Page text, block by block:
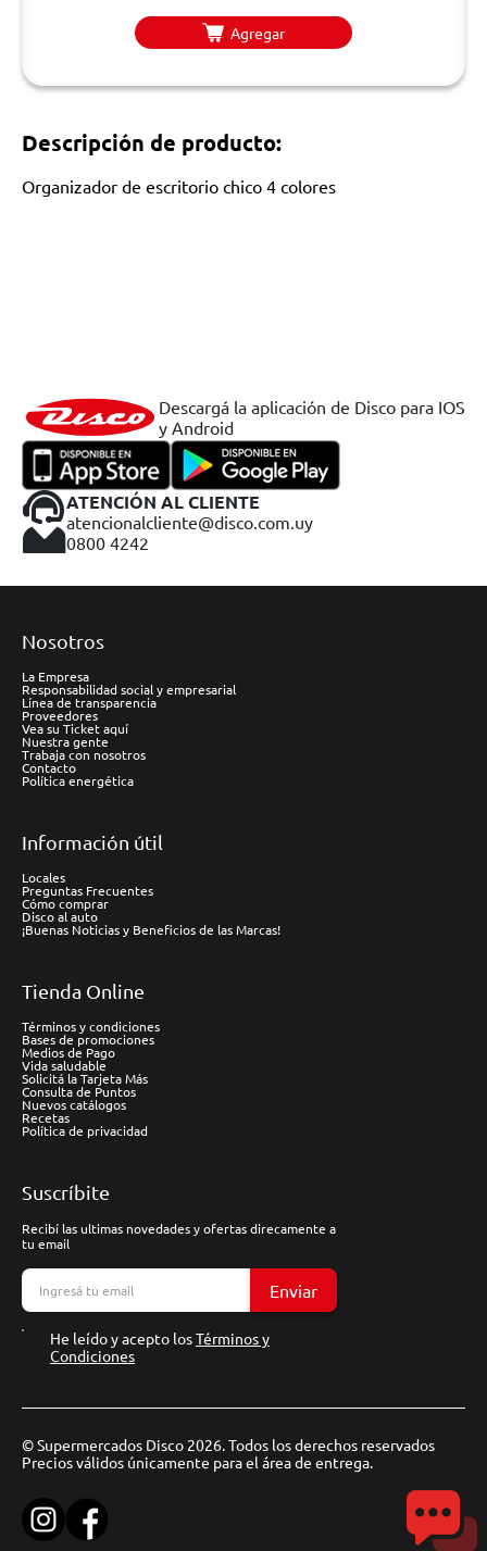
Agregar
Descripción de producto:
Organizador de escritorio chico 4 colores
Descargá la aplicación de Disco para IOS
y Android
ATENCIÓN AL CLIENTE
atencionalcliente@disco.com.uy
0800 4242
Nosotros
La Empresa
Responsabilidad social y empresarial
Línea de transparencia
Proveedores
Vea su Ticket aquí
Nuestra gente
Trabaja con nosotros
Contacto
Política energética
Información útil
Locales
Preguntas Frecuentes
Cómo comprar
Disco al auto
¡Buenas Noticias y Beneficios de las Marcas!
Tienda Online
Términos y condiciones
Bases de promociones
Medios de Pago
Vida saludable
Solicitá la Tarjeta Más
Consulta de Puntos
Nuevos catálogos
Recetas
Política de privacidad
Suscríbite
Recibí las ultimas novedades y ofertas direcamente a
tu email
Enviar
He leído y acepto losTérminos y
Condiciones
© Supermercados Disco 2026. Todos los derechos reservados
Precios válidos únicamente para el área de entrega.